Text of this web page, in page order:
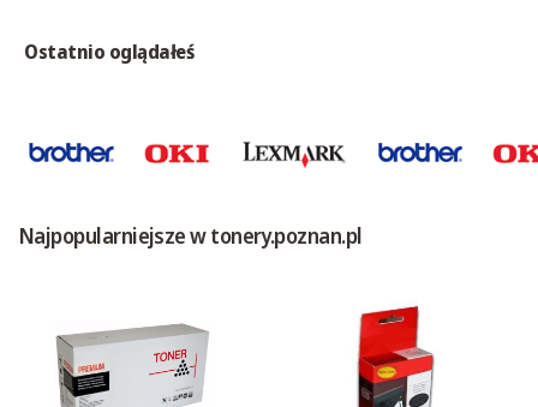
Ostatnio oglądałeś
Najpopularniejsze w tonery.poznan.pl